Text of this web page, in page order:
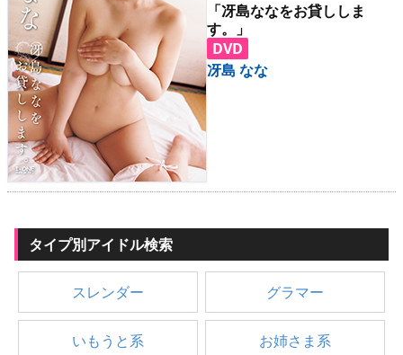
「冴島ななをお貸ししま
す。」
DVD
冴島 なな
タイプ別アイドル検索
スレンダー グラマー
いもうと系 お姉さま系